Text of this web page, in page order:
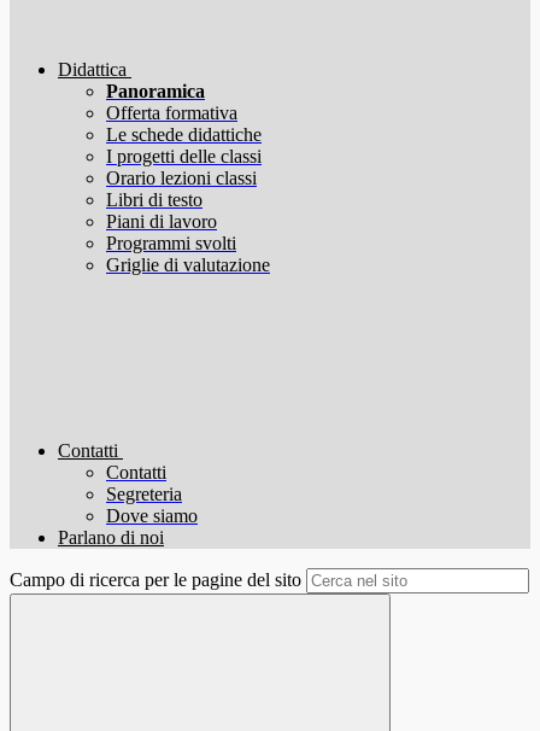
Didattica
Panoramica
Offerta formativa
Le schede didattiche
I progetti delle classi
Orario lezioni classi
Libri di testo
Piani di lavoro
Programmi svolti
Griglie di valutazione
Contatti
Contatti
Segreteria
Dove siamo
Parlano di noi
Campo di ricerca per le pagine del sito